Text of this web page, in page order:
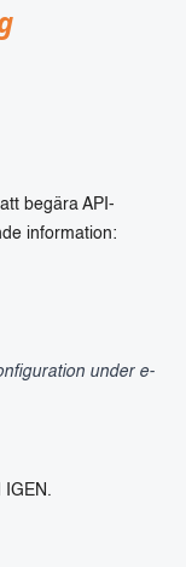
begära API-
information:
under e-